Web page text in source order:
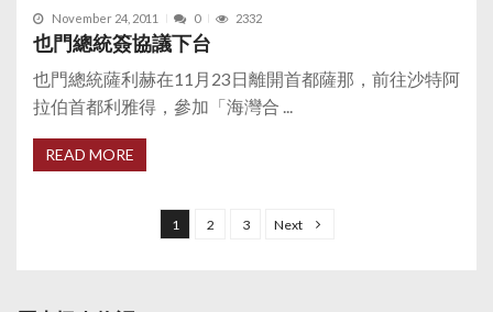
November 24, 2011 0 2332
也門總統簽協議下台
也門總統薩利赫在11月23日離開首都薩那，前往沙特阿
拉伯首都利雅得，參加「海灣合 ...
READ MORE
1 2 3 Next